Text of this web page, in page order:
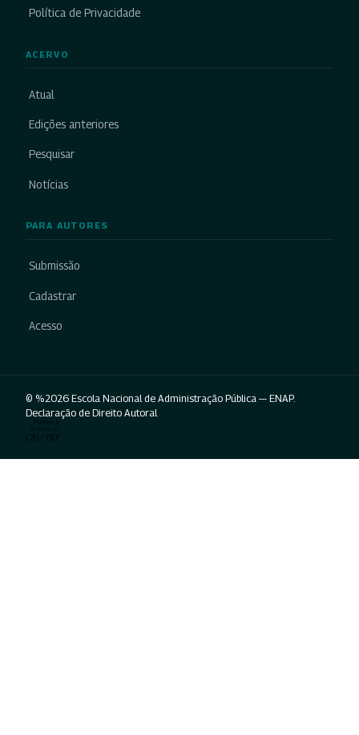
Política de Privacidade
ACERVO
Atual
Edições anteriores
Pesquisar
Notícias
PARA AUTORES
Submissão
Cadastrar
Acesso
© %2026 Escola Nacional de Administração Pública — ENAP.
Declaração de Direito Autoral